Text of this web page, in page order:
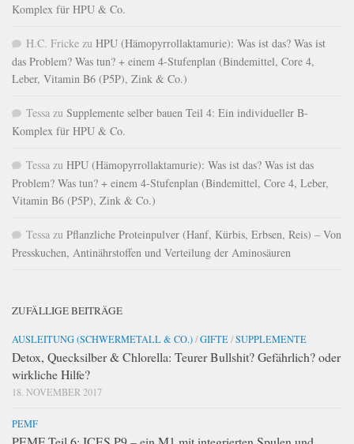
Komplex für HPU & Co.
H.C. Fricke zu HPU (Hämopyrrollaktamurie): Was ist das? Was ist
das Problem? Was tun? + einem 4-Stufenplan (Bindemittel, Core 4,
Leber, Vitamin B6 (P5P), Zink & Co.)
Tessa zu Supplemente selber bauen Teil 4: Ein individueller B-
Komplex für HPU & Co.
Tessa zu HPU (Hämopyrrollaktamurie): Was ist das? Was ist das
Problem? Was tun? + einem 4-Stufenplan (Bindemittel, Core 4, Leber,
Vitamin B6 (P5P), Zink & Co.)
Tessa zu Pflanzliche Proteinpulver (Hanf, Kürbis, Erbsen, Reis) – Von
Presskuchen, Antinährstoffen und Verteilung der Aminosäuren
ZUFÄLLIGE BEITRÄGE
AUSLEITUNG (SCHWERMETALL & CO.)/GIFTE/SUPPLEMENTE
Detox, Quecksilber & Chlorella: Teurer Bullshit? Gefährlich? oder
wirkliche Hilfe?
18. NOVEMBER 2017
PEMF